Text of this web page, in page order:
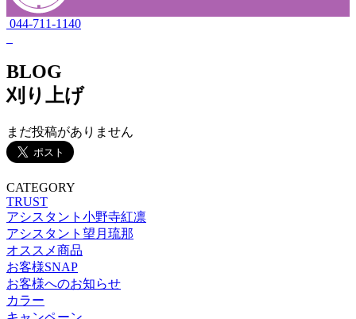
044-711-1140
BLOG
刈り上げ
まだ投稿がありません
CATEGORY
TRUST
アシスタント小野寺紅凛
アシスタント望月琉那
オススメ商品
お客様SNAP
お客様へのお知らせ
カラー